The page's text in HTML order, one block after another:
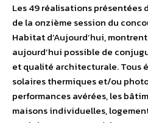
Les 49 réalisations présentées
de la onzième session du
Habitat d’Aujourd’hui,
aujourd’hui possible de
et qualité architecturale. Tous
solaires thermiques et/ou
performances avérées, les
maisons individuelles,